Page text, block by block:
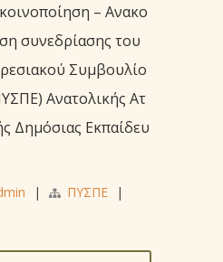
– Ανακο
συνεδρίασης του
Συμβουλίο
Ανατολικής Ατ
Δημόσιας Εκπαίδευ
| ΠΥΣΠΕ |